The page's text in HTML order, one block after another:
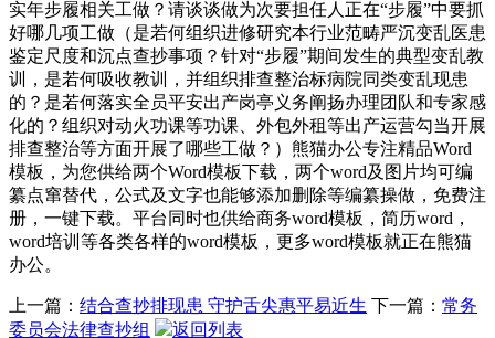
实年步履相关工做？请谈谈做为次要担任人正在“步履”中要抓
好哪几项工做（是若何组织进修研究本行业范畴严沉变乱医患
鉴定尺度和沉点查抄事项？针对“步履”期间发生的典型变乱教
训，是若何吸收教训，并组织排查整治标病院同类变乱现患
的？是若何落实全员平安出产岗亭义务阐扬办理团队和专家感
化的？组织对动火功课等功课、外包外租等出产运营勾当开展
排查整治等方面开展了哪些工做？）熊猫办公专注精品Word
模板，为您供给两个Word模板下载，两个word及图片均可编
纂点窜替代，公式及文字也能够添加删除等编纂操做，免费注
册，一键下载。平台同时也供给商务word模板，简历word，
word培训等各类各样的word模板，更多word模板就正在熊猫
办公。
上一篇： 结合查抄排现患 守护舌尖惠平易近生 下一篇： 常务
委员会法律查抄组
返回列表